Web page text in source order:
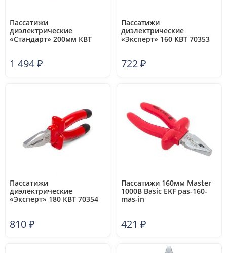
Пассатижи
диэлектрические
«Стандарт» 200мм КВТ
1 494₽
Пассатижи
диэлектрические
«Эксперт» 160 КВТ 70353
722₽
Пассатижи
диэлектрические
«Эксперт» 180 КВТ 70354
810₽
Пассатижи 160мм Master
1000В Basic EKF pas-160-
mas-in
421 ₽